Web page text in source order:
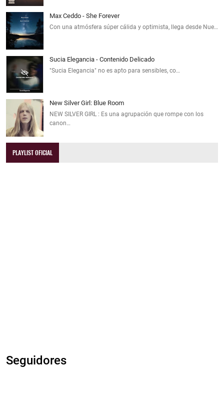
Max Ceddo - She Forever
Con una atmósfera súper cálida y optimista, llega desde Nue…
Sucia Elegancia - Contenido Delicado
"Sucia Elegancia" no es apto para sensibles, co…
New Silver Girl: Blue Room
NEW SILVER GIRL : Es una agrupación que rompe con los
canon…
PLAYLIST OFICIAL
Seguidores